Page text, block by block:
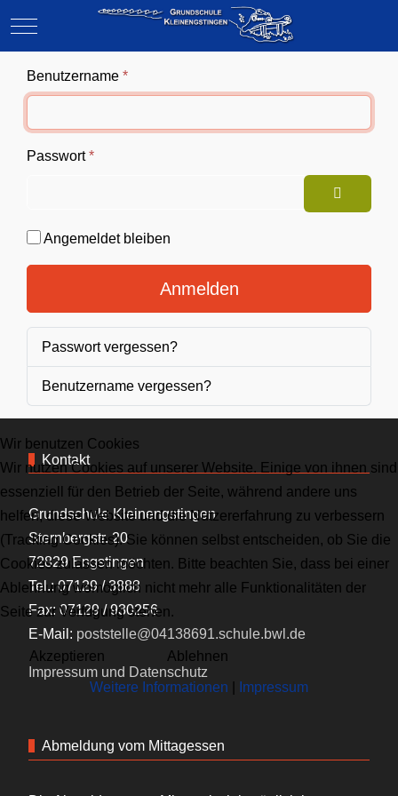
Mobile Menu Toggle
Benutzername *
Passwort*
Angemeldet bleiben
Anmelden
Passwort vergessen?
Benutzername vergessen?
Kontakt
Grundschule Kleinengstingen
Sternbergstr. 20
72829 Engstingen
Tel.: 07129 / 3888
Fax: 07129 / 930256
E-Mail: poststelle@04138691.schule.bwl.de
Impressum und Datenschutz
Abmeldung vom Mittagessen
Wir benutzen Cookies
Wir nutzen Cookies auf unserer Website. Einige von ihnen sind
essenziell für den Betrieb der Seite, während andere uns
helfen, diese Website und die Nutzererfahrung zu verbessern
(Tracking Cookies). Sie können selbst entscheiden, ob Sie die
Cookies zulassen möchten. Bitte beachten Sie, dass bei einer
Ablehnung womöglich nicht mehr alle Funktionalitäten der
Seite zur Verfügung stehen.
Akzeptieren Ablehnen
Weitere Informationen Impressum